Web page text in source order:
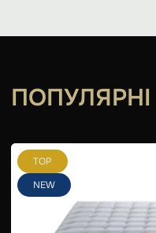
ПОПУЛЯРНІ
TOP
NEW